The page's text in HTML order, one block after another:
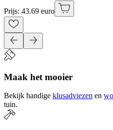
Prijs: 43.69 euro
Maak het mooier
Bekijk handige klusadviezen en
tuin.